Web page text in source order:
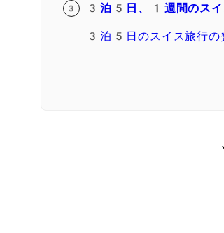
3泊5日、1週間のスイ
3泊5日のスイス旅行の